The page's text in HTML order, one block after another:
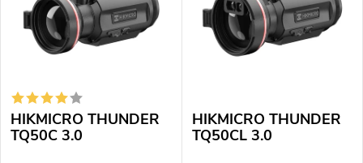
n
e
p
Abecedne
p
s
p
HIKMICRO THUNDER
TQ50C 3.0
HIKMICRO THUNDER
TQ50CL 3.0